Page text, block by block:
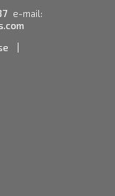
e-mail: